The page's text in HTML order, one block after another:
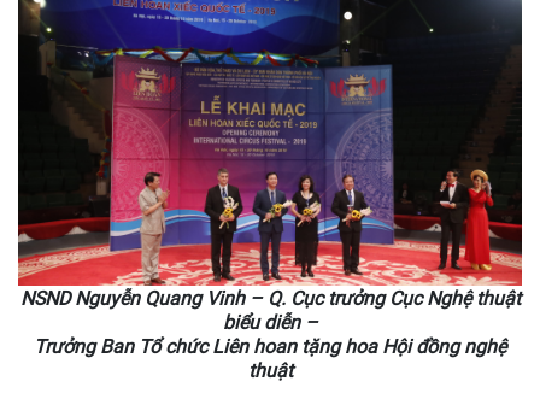
NSND Nguyễn Quang Vinh – Q. Cục trưởng Cục Nghệ thuật
biểu diễn –
Trưởng Ban Tổ chức Liên hoan tặng hoa Hội đồng nghệ
thuật